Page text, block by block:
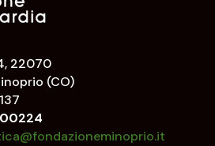
22070
(CO)